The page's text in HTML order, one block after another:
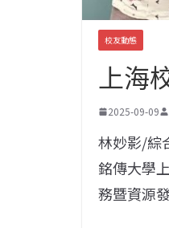
校友動態
上海
2025-09-09
林妙影/綜
銘傳大學
務暨資源